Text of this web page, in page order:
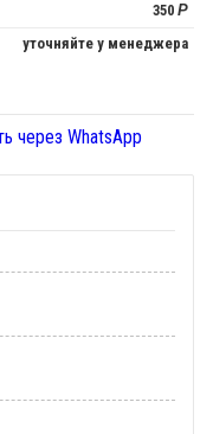
350 Р
уточняйте у менеджера